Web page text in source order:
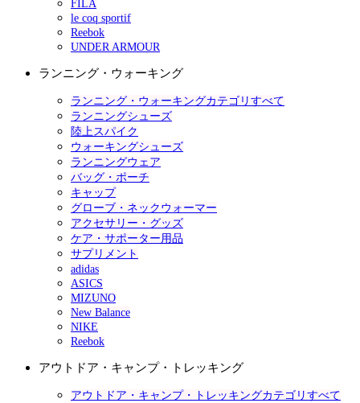
FILA
le coq sportif
Reebok
UNDER ARMOUR
ランニング・ウォーキング
ランニング・ウォーキングカテゴリすべて
ランニングシューズ
陸上スパイク
ウォーキングシューズ
ランニングウェア
バッグ・ポーチ
キャップ
グローブ・ネックウォーマー
アクセサリー・グッズ
ケア・サポーター用品
サプリメント
adidas
ASICS
MIZUNO
New Balance
NIKE
Reebok
アウトドア・キャンプ・トレッキング
アウトドア・キャンプ・トレッキングカテゴリすべて